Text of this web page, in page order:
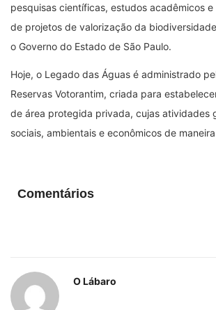
pesquisas científicas, estudos acadêmicos
de projetos de valorização da
o Governo do Estado de São Paulo.
Hoje, o Legado das Águas é administrado
Reservas Votorantim, criada para
de área protegida privada, cujas atividades
sociais, ambientais e econômicos de
Comentários
O Lábaro